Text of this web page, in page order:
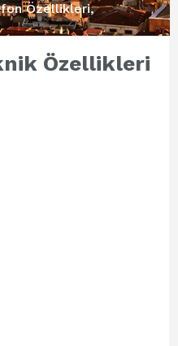
Özellikleri,
Özellikleri